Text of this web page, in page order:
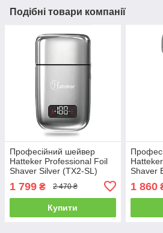
Подібні товари компанії
Професійний шейвер
Hatteker Professional Foil
Shaver Silver (TX2-SL)
1 799 ₴ 2 470 ₴
Купити
Shaver
1 860